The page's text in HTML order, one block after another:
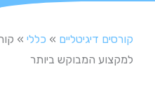
קורסים דיגיטליים » כללי »
למקצוע המבוקש ביותר